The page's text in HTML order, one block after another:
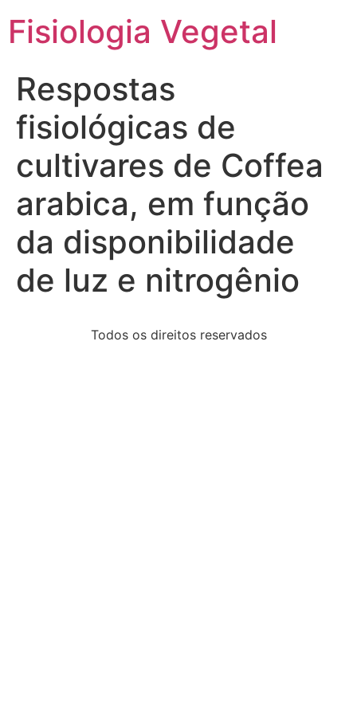
Fisiologia Vegetal
Respostas
fisiológicas de
cultivares de Coffea
arabica, em função
da disponibilidade
de luz e nitrogênio
Todos os direitos reservados